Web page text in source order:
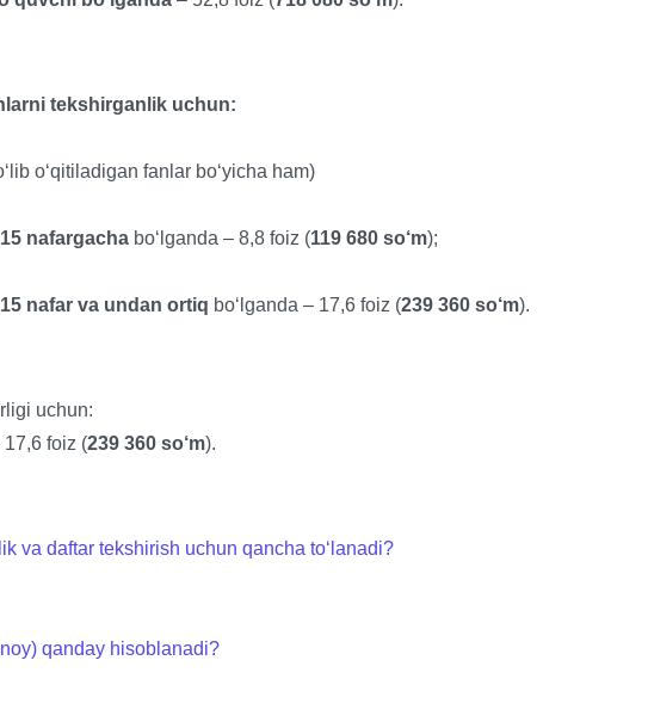
tekshirganlik uchun:
o‘qitiladigan fanlar bo‘yicha ham)
15 nafargacha bo‘lganda – 8,8 foiz (119 680 so‘m);
15 nafar va undan ortiq bo‘lganda – 17,6 foiz (239 360 so‘m).
uchun:
17,6 foiz (239 360 so‘m).
va daftar tekshirish uchun qancha to‘lanadi?
qanday hisoblanadi?